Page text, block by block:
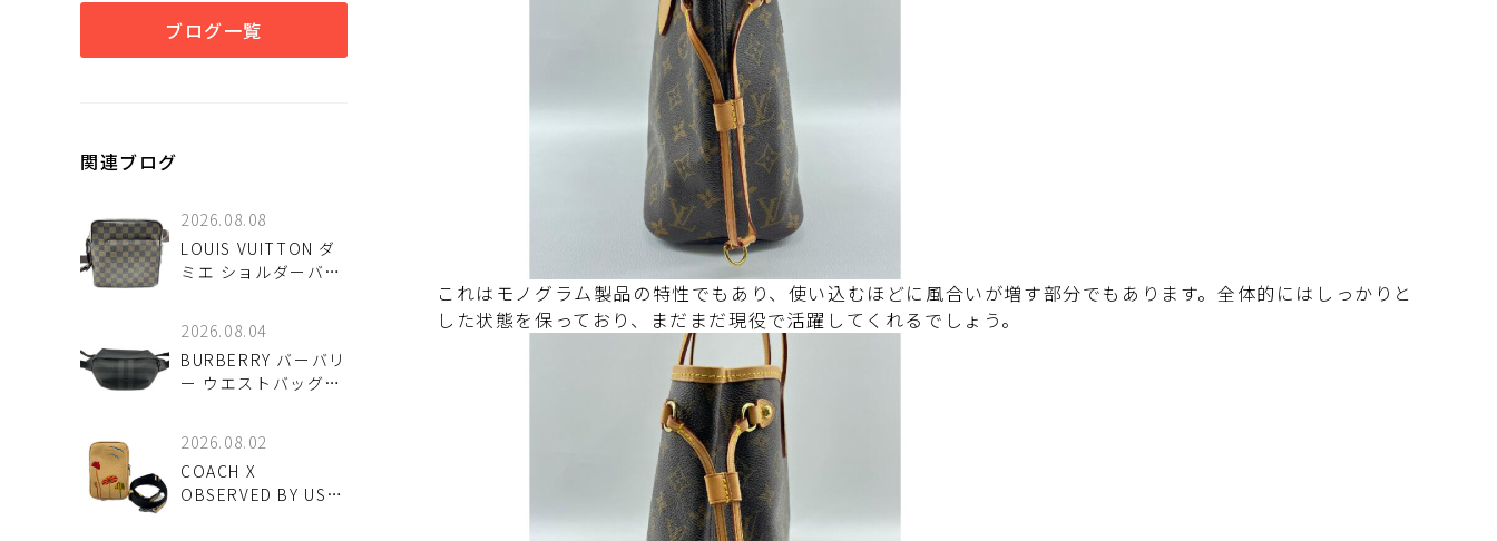
ブログ一覧
関連ブログ
2026.08.08
LOUIS VUITTON ダ
ミエ ショルダーバッ
2026.08.04
BURBERRY バーバリ
ー ウエストバッグ
2026.08.02
COACH X
OBSERVED BY US
これはモノグラム製品の特性でもあり、使い込むほどに風合いが増す部分でもあります。全体的にはしっかりと
した状態を保っており、まだまだ現役で活躍してくれるでしょう。